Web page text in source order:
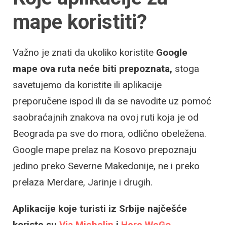
mape koristiti?
Važno je znati da ukoliko koristite Google
mape ova ruta neće biti prepoznata, stoga
savetujemo da koristite ili aplikacije
preporučene ispod ili da se navodite uz pomoć
saobraćajnih znakova na ovoj ruti koja je od
Beograda pa sve do mora, odlično obeležena.
Google mape prelaz na Kosovo prepoznaju
jedino preko Severne Makedonije, ne i preko
prelaza Merdare, Jarinje i drugih.
Aplikacije koje turisti iz Srbije najčešće